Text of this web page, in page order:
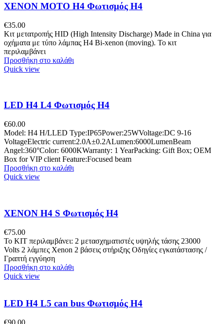
XENON MOTO H4 Φωτισμός H4
€35.00
Κιτ μετατροπής HID (High Intensity Discharge) Made in China για
οχήματα με τύπο λάμπας H4 Bi-xenon (moving). To κιτ
περιλαμβάνει
Προσθήκη στο καλάθι
Quick view
LED H4 L4 Φωτισμός H4
€60.00
Model: H4 H/LLED Type:IP65Power:25WVoltage:DC 9-16
VoltageElectric current:2.0A±0.2ALumen:6000LumenBeam
Angel:360°Color: 6000KWarranty: 1 YearPacking: Gift Box; OEM
Box for VIP client Feature:Focused beam
Προσθήκη στο καλάθι
Quick view
XENON H4 S Φωτισμός H4
€75.00
Το ΚΙΤ περιλαμβάνει: 2 μετασχηματιστές υψηλής τάσης 23000
Volts 2 λάμπες Xenon 2 βάσεις στήριξης Οδηγίες εγκατάστασης /
Γραπτή εγγύηση
Προσθήκη στο καλάθι
Quick view
LED H4 L5 can bus Φωτισμός H4
€90.00